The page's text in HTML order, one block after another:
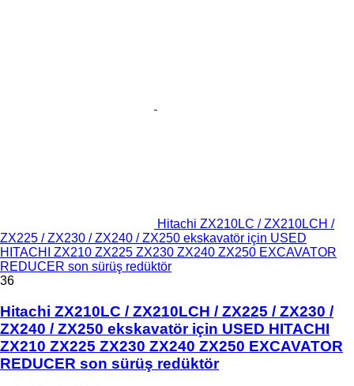
Hitachi ZX210LC / ZX210LCH /
ZX225 / ZX230 / ZX240 / ZX250 ekskavatör için USED
HITACHI ZX210 ZX225 ZX230 ZX240 ZX250 EXCAVATOR
REDUCER son sürüş redüktör
36
Hitachi ZX210LC / ZX210LCH / ZX225 / ZX230 /
ZX240 / ZX250 ekskavatör için USED HITACHI
ZX210 ZX225 ZX230 ZX240 ZX250 EXCAVATOR
REDUCER son sürüş redüktör